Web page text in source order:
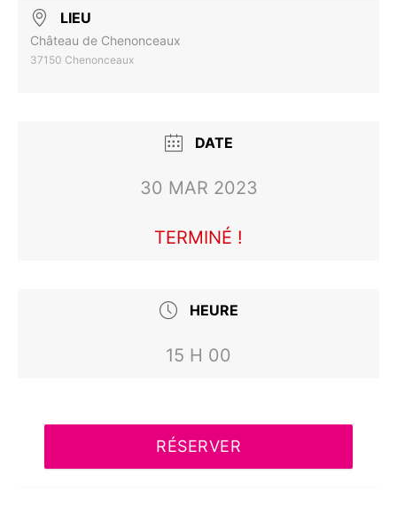
LIEU
Château de Chenonceaux
37150 Chenonceaux
DATE
30 MAR 2023
TERMINÉ !
HEURE
15 H 00
RÉSERVER